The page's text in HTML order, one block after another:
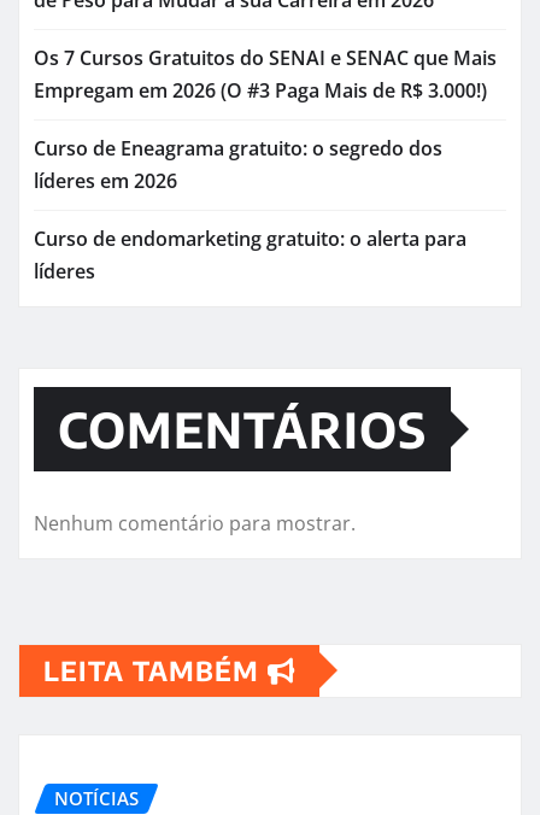
Os 7 Cursos Gratuitos do SENAI e SENAC que Mais
Empregam em 2026 (O #3 Paga Mais de R$ 3.000!)
Curso de Eneagrama gratuito: o segredo dos
líderes em 2026
Curso de endomarketing gratuito: o alerta para
líderes
COMENTÁRIOS
Nenhum comentário para mostrar.
LEITA TAMBÉM
NOTÍCIAS